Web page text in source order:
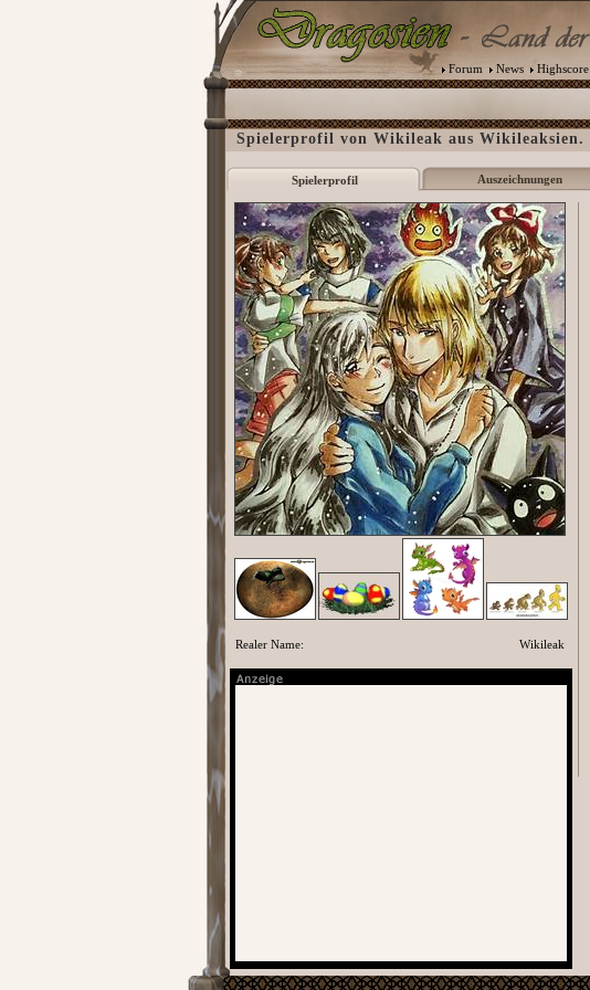
Forum News Highscore
Spielerprofil von Wikileak aus Wikileaksien.
Spielerprofil Auszeichnungen
Realer Name: Wikileak